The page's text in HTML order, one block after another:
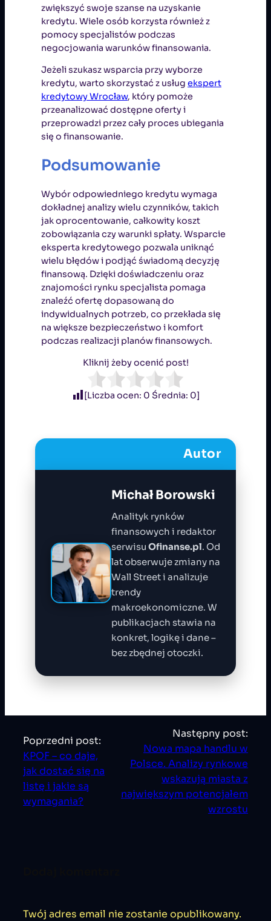
zwiększyć swoje szanse na uzyskanie
kredytu. Wiele osób korzysta również z
pomocy specjalistów podczas
negocjowania warunków finansowania.
Jeżeli szukasz wsparcia przy wyborze
kredytu, warto skorzystać z usług ekspert
kredytowy Wrocław, który pomoże
przeanalizować dostępne oferty i
przeprowadzi przez cały proces ubiegania
się o finansowanie.
Podsumowanie
Wybór odpowiedniego kredytu wymaga
dokładnej analizy wielu czynników, takich
jak oprocentowanie, całkowity koszt
zobowiązania czy warunki spłaty. Wsparcie
eksperta kredytowego pozwala uniknąć
wielu błędów i podjąć świadomą decyzję
finansową. Dzięki doświadczeniu oraz
znajomości rynku specjalista pomaga
znaleźć ofertę dopasowaną do
indywidualnych potrzeb, co przekłada się
na większe bezpieczeństwo i komfort
podczas realizacji planów finansowych.
Kliknij żeby ocenić post!
[Liczba ocen: 0 Średnia: 0]
Autor
Michał Borowski
Analityk rynków
finansowych i redaktor
serwisu Ofinanse.pl. Od
lat obserwuje zmiany na
Wall Street i analizuje
trendy
makroekonomiczne. W
publikacjach stawia na
konkret, logikę i dane –
bez zbędnej otoczki.
Poprzedni post:
KPOF – co daje,
jak dostać się na
listę i jakie są
wymagania?
Następny post:
Nowa mapa handlu w
Polsce. Analizy rynkowe
wskazują miasta z
największym potencjałem
wzrostu
Twój adres email nie zostanie opublikowany.